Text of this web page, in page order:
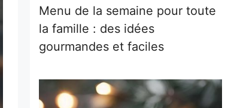
Menu de la semaine pour toute
la famille : des idées
gourmandes et faciles